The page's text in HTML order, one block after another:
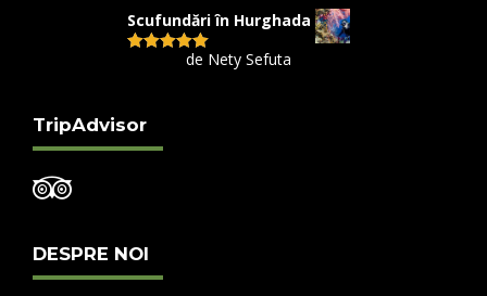
Scufundări în Hurghada
Evaluat la5
de Nety Sefuta
TripAdvisor
DESPRE NOI